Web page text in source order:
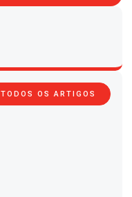
TODOS OS ARTIGOS